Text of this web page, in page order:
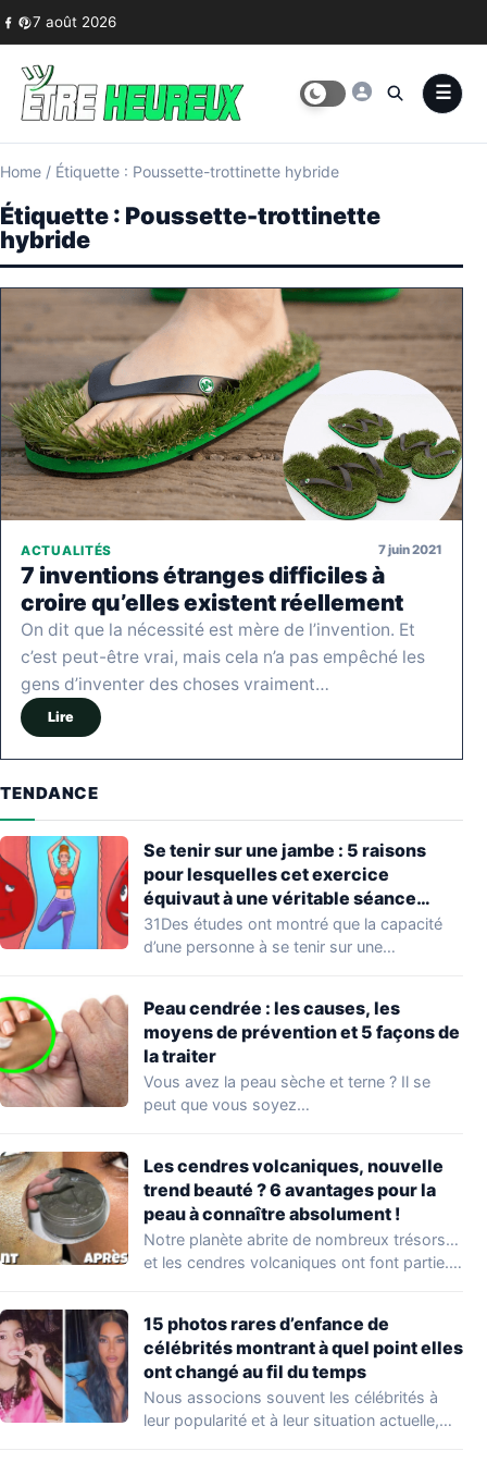
Skip to content
7 août 2026
Home / Étiquette : Poussette-trottinette hybride
Étiquette : Poussette-trottinette
hybride
ACTUALITÉS 7 juin 2021
7 inventions étranges difficiles à
croire qu’elles existent réellement
On dit que la nécessité est mère de l’invention. Et
c’est peut-être vrai, mais cela n’a pas empêché les
gens d’inventer des choses vraiment…
Lire
TENDANCE
Se tenir sur une jambe : 5 raisons
pour lesquelles cet exercice
équivaut à une véritable séance
d’entraînement
31Des études ont montré que la capacité
d’une personne à se tenir sur une…
Peau cendrée : les causes, les
moyens de prévention et 5 façons de
la traiter
Vous avez la peau sèche et terne ? Il se
peut que vous soyez…
Les cendres volcaniques, nouvelle
trend beauté ? 6 avantages pour la
peau à connaître absolument !
Notre planète abrite de nombreux trésors…
et les cendres volcaniques ont font partie.
15 photos rares d’enfance de
célébrités montrant à quel point elles
ont changé au fil du temps
Nous associons souvent les célébrités à
leur popularité et à leur situation actuelle,